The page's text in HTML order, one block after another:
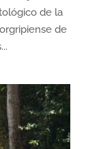
de la
de